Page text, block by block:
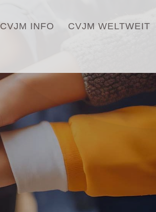
CVJM INFO CVJM WELTWEIT